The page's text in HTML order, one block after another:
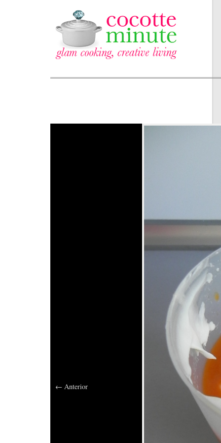
← Anterior